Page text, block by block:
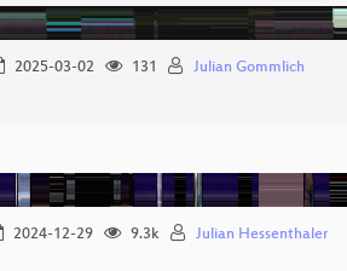
2025-03-02 131 Julian Gommlich
2024-12-29 9.3k Julian Hessenthaler